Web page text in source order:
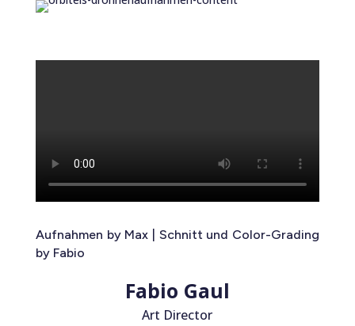
Aufnahmen by Max | Schnitt und Color-Grading
by Fabio
Fabio Gaul
Art Director